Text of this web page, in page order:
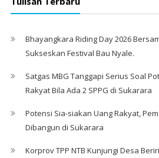
Bhayangkara Riding Day 2026
Sukseskan Festival Bau Nyale. ‎
Satgas MBG Tanggapi Serius Soal
Rakyat Bila Ada 2 SPPG di Sukarara
Potensi Sia-siakan Uang Rakyat,
Dibangun di Sukarara
Korprov TPP NTB Kunjungi Desa